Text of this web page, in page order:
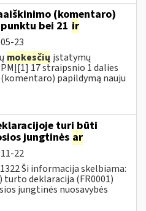
(komentaro)
bei 21 ir
23
mokesčių įstatymų
17 straipsnio 1 dalies
papildymą nauju
turi būti
jungtinės ar
22
Ši informacija skelbiama:
deklaracija (FR0001)
jungtinės nuosavybės